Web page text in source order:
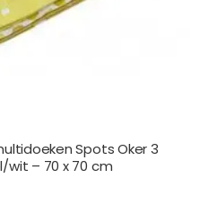
Spots Oker 3
– 70 x 70 cm